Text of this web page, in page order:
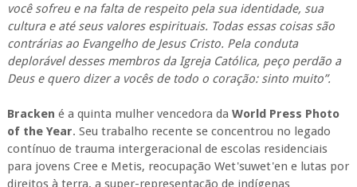
você sofreu e na falta de respeito pela sua identidade, sua
cultura e até seus valores espirituais. Todas essas coisas são
contrárias ao Evangelho de Jesus Cristo. Pela conduta
deplorável desses membros da Igreja Católica, peço perdão a
Deus e quero dizer a vocês de todo o coração: sinto muito”.
Bracken é a quinta mulher vencedora da World Press Photo
of the Year. Seu trabalho recente se concentrou no legado
contínuo de trauma intergeracional de escolas residenciais
para jovens Cree e Metis, reocupação Wet'suwet'en e lutas por
direitos à terra, a super-representação de indígenas